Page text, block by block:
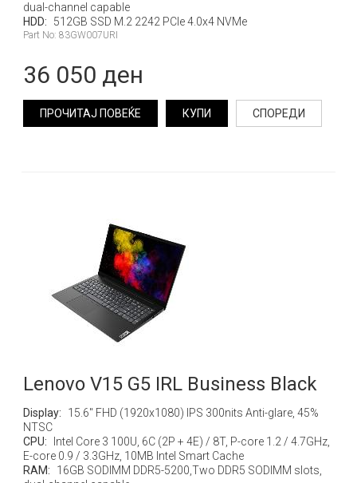
dual-channel capable
HDD:
512GB SSD M.2 2242 PCIe 4.0x4 NVMe
Part No: 83GW007URI
36 050 ден
ПРОЧИТАЈ ПОВЕЌЕ КУПИ СПОРЕДИ
Lenovo V15 G5 IRL Business Black
Display:
15.6" FHD (1920x1080) IPS 300nits Anti-glare, 45%
NTSC
CPU:
Intel Core 3 100U, 6C (2P + 4E) / 8T, P-core 1.2 / 4.7GHz,
E-core 0.9 / 3.3GHz, 10MB Intel Smart Cache
RAM:
16GB SODIMM DDR5-5200,Two DDR5 SODIMM slots,